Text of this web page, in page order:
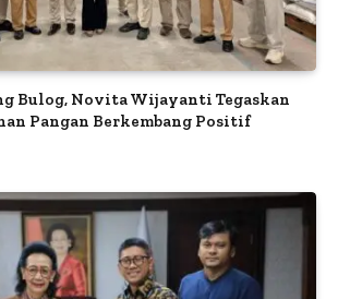
Bulog, Novita Wijayanti Tegaskan
Pangan Berkembang Positif